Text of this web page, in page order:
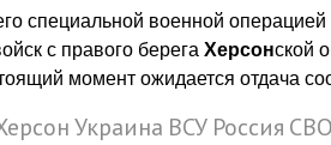
специальной военной
с правого берега Херсонской
момент ожидается отдача
Украина ВСУ Россия